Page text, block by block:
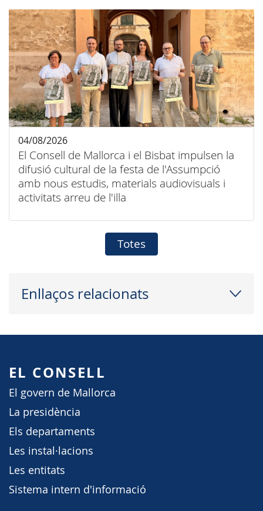
El Consell de Mallorca i el Bisbat impulsen la
difusió cultural de la festa de l'Assumpció
amb nous estudis, materials audiovisuals i
activitats arreu de l'illa
04/08/2026
Totes
Enllaços relacionats
EL CONSELL
El govern de Mallorca
La presidència
Els departaments
Les instal·lacions
Les entitats
Sistema intern d'informació